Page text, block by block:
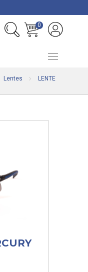
0
Lentes
LENTE